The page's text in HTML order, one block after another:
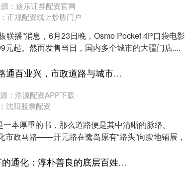
：途乐证券配资官网
正规配资线上炒股门户
联播”消息，6月23日晚，Osmo Pocket 4P口袋电影
元起。然而发售当日，国内多个城市的大疆门店....
股票king 百年市政 | 一路通百业兴，市政道路与城市同频共振
：浩源配资APP下载
沈阳股票配资
本厚重的书，那么道路便是其中清晰的脉络。
市政马路——开元路在鹭岛原有“路头”向腹地铺展，
港陆证券 1930年镜头下的通化：淳朴善良的底层百姓，忙碌的浑江河道